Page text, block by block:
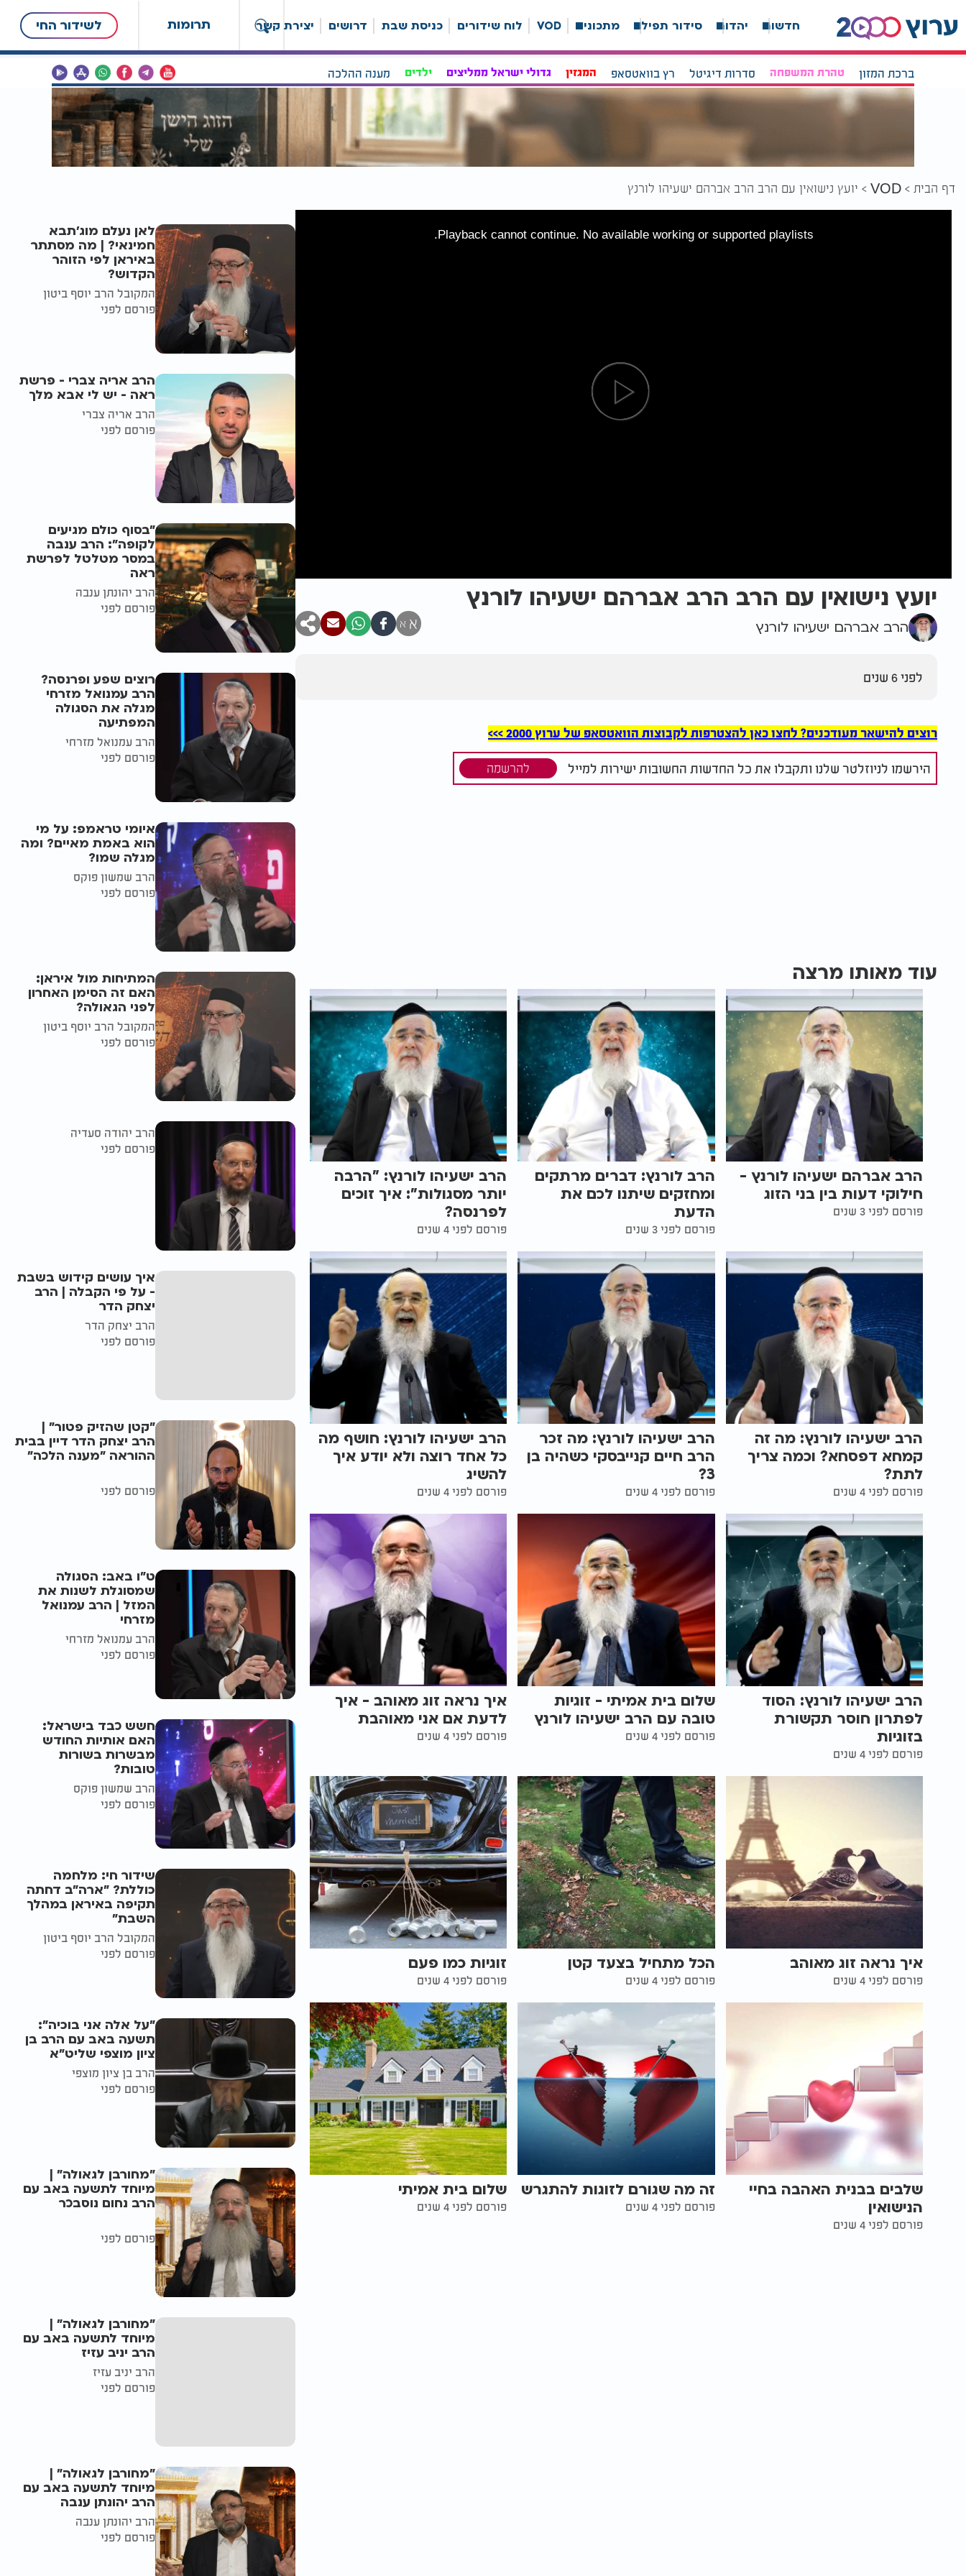
תרומות לשידור החי חדשות יהדות סידור תפילה מתכונים VOD לוח שידורים כניסת שבת דרושים יצירת קשר
ברכת המזון טהרת המשפחה סדרות דיגיטל רץ בוואטסאפ המגזין גדולי ישראל ממליצים ילדים מענה ההלכה
דף הבית VOD יועץ נישואין עם הרב הרב אברהם ישעיהו לורנץ
Playback cannot continue. No available working or supported playlists.
יועץ נישואין עם הרב הרב אברהם ישעיהו לורנץ
הרב אברהם ישעיהו לורנץ א א
לפני 6 שנים
רוצים להישאר מעודכנים? לחצו כאן להצטרפות לקבוצות הוואטסאפ של ערוץ 2000 >>>
הירשמו לניוזלטר שלנו ותקבלו את כל החדשות החשובות ישירות למייל להרשמה
עוד מאותו מרצה
הרב אברהם ישעיהו לורנץ -
חילוקי דעות בין בני הזוג
פורסם לפני 3 שנים
הרב לורנץ: דברים מרתקים
ומחזקים שיתנו לכם את
הדעת
פורסם לפני 3 שנים
הרב ישעיהו לורנץ: "הרבה
יותר מסגולות": איך זוכים
לפרנסה?
פורסם לפני 4 שנים
הרב ישעיהו לורנץ: מה זה
קמחא דפסחא? וכמה צריך
לתת?
פורסם לפני 4 שנים
הרב ישעיהו לורנץ: מה זכר
הרב חיים קנייבסקי כשהיה בן
3?
פורסם לפני 4 שנים
הרב ישעיהו לורנץ: חושף מה
כל אחד רוצה ולא יודע איך
להשיג
פורסם לפני 4 שנים
הרב ישעיהו לורנץ: הסוד
לפתרון חוסר תקשורת
בזוגיות
פורסם לפני 4 שנים
שלום בית אמיתי - זוגיות
טובה עם הרב ישעיהו לורנץ
פורסם לפני 4 שנים
איך נראה זוג מאוהב - איך
לדעת אם אני מאוהבת
פורסם לפני 4 שנים
איך נראה זוג מאוהב
פורסם לפני 4 שנים
הכל מתחיל בצעד קטן
פורסם לפני 4 שנים
זוגיות כמו פעם
פורסם לפני 4 שנים
שלבים בבנית האהבה בחיי
הנישואין
פורסם לפני 4 שנים
זה מה שגורם לזוגות להתגרש
פורסם לפני 4 שנים
שלום בית אמיתי
פורסם לפני 4 שנים
לאן נעלם מוג'תבא
חמינאי? | מה מסתתר
באיראן לפי הזוהר
הקדוש?
המקובל הרב יוסף ביטון
פורסם לפני
הרב אריה צברי - פרשת
ראה - יש לי אבא מלך
הרב אריה צברי
פורסם לפני
"בסוף כולם מגיעים
לקופה": הרב ענבה
במסר מטלטל לפרשת
ראה
הרב יהונתן ענבה
פורסם לפני
רוצים שפע ופרנסה?
הרב עמנואל מזרחי
מגלה את הסגולה
המפתיעה
הרב עמנואל מזרחי
פורסם לפני
איומי טראמפ: על מי
הוא באמת מאיים? ומה
מגלה שמו?
הרב שמשון פוקס
פורסם לפני
המתיחות מול איראן:
האם זה הסימן האחרון
לפני הגאולה?
המקובל הרב יוסף ביטון
פורסם לפני
הרב יהודה סעדיה
פורסם לפני
איך עושים קידוש בשבת
- על פי הקבלה | הרב
יצחק הדר
הרב יצחק הדר
פורסם לפני
"קטן שהזיק פטור" |
הרב יצחק הדר דיין בבית
ההוראה "מענה הלכה"
פורסם לפני
ט"ו באב: הסגולה
שמסוגלת לשנות את
המזל | הרב עמנואל
מזרחי
הרב עמנואל מזרחי
פורסם לפני
חשש כבד בישראל:
האם אותיות החודש
מבשרות בשורות
טובות?
הרב שמשון פוקס
פורסם לפני
שידור חי: מלחמה
כוללת? ״ארה"ב דחתה
תקיפה באיראן במהלך
השבת״
המקובל הרב יוסף ביטון
פורסם לפני
"על אלה אני בוכיה":
תשעה באב עם הרב בן
ציון מוצפי שליט"א
הרב בן ציון מוצפי
פורסם לפני
"מחורבן לגאולה" |
מיוחד לתשעה באב עם
הרב נחום נוסבכר
פורסם לפני
"מחורבן לגאולה" |
מיוחד לתשעה באב עם
הרב יניב עזיז
הרב יניב עזיז
פורסם לפני
"מחורבן לגאולה" |
מיוחד לתשעה באב עם
הרב יהונתן ענבה
הרב יהונתן ענבה
פורסם לפני